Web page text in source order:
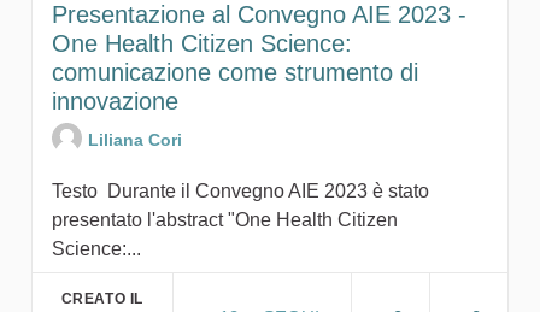
Presentazione al Convegno AIE 2023 -
One Health Citizen Science:
comunicazione come strumento di
innovazione
Liliana Cori
Testo Durante il Convegno AIE 2023 è stato
presentato l'abstract "One Health Citizen
Science:...
CREATO IL